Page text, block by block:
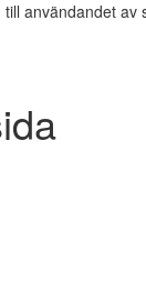
användandet av